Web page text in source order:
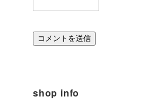
shop info